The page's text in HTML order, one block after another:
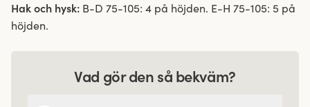
Hak och hysk: B-D 75-105: 4 på höjden. E-H 75-105: 5 på
höjden.
Vad gör den så bekväm?